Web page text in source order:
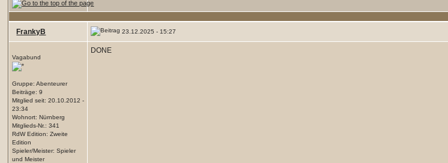
FrankyB 23.12.2025 - 15:27
Vagabund
Gruppe: Abenteurer
Beiträge: 9
Mitglied seit: 20.10.2012 -
23:34
Wohnort: Nürnberg
Mitglieds-Nr.: 341
RdW Edition: Zweite
Edition
Spieler/Meister: Spieler
und Meister
DONE